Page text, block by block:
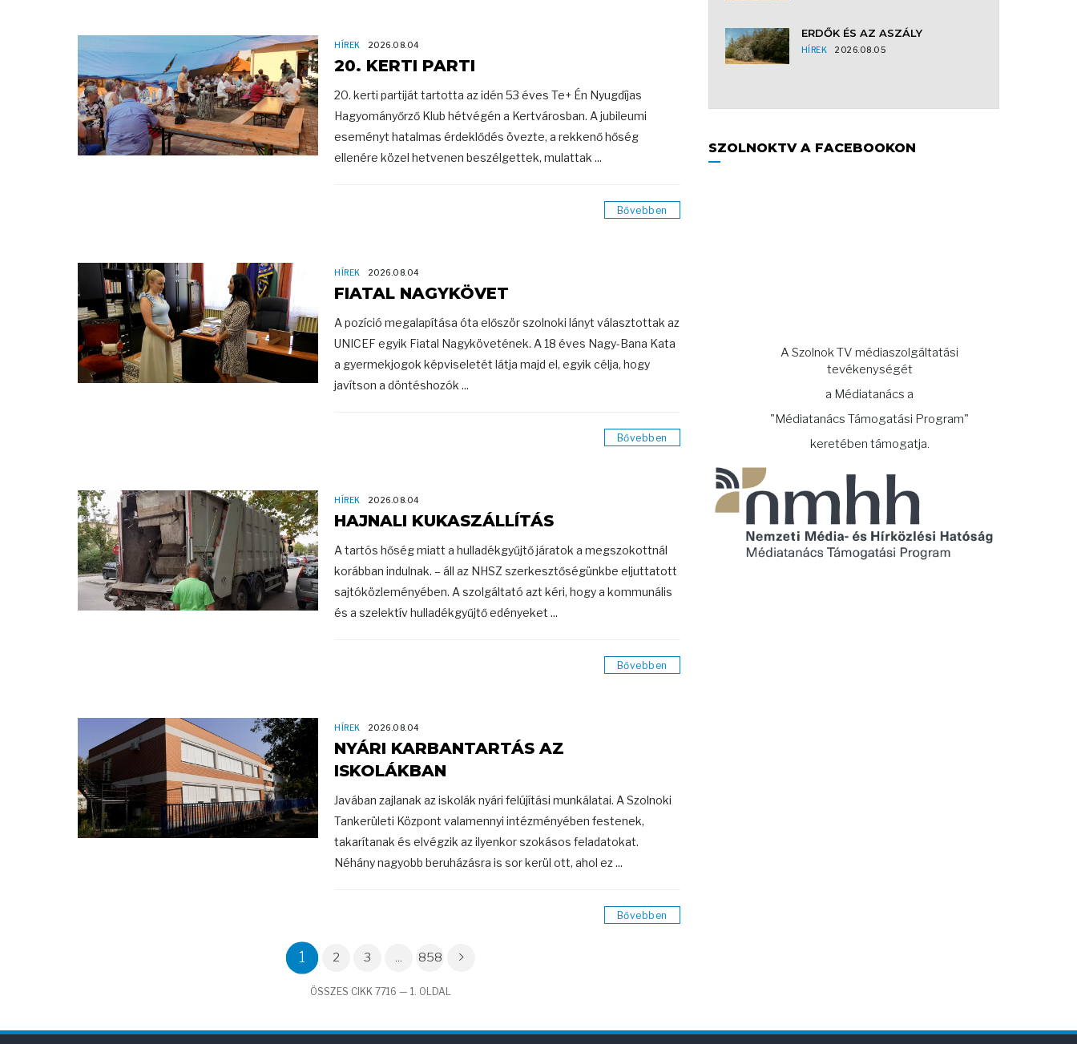
HÍREK 2026.08.04
20. KERTI PARTI
20. kerti partiját tartotta az idén 53 éves Te+ Én Nyugdíjas
Hagyományőrző Klub hétvégén a Kertvárosban. A jubileumi
eseményt hatalmas érdeklődés övezte, a rekkenő hőség
ellenére közel hetvenen beszélgettek, mulattak ...
Bővebben
HÍREK 2026.08.04
FIATAL NAGYKÖVET
A pozíció megalapítása óta először szolnoki lányt választottak az
UNICEF egyik Fiatal Nagykövetének. A 18 éves Nagy-Bana Kata
a gyermekjogok képviseletét látja majd el, egyik célja, hogy
javítson a döntéshozók ...
Bővebben
HÍREK 2026.08.04
HAJNALI KUKASZÁLLÍTÁS
A tartós hőség miatt a hulladékgyűjtő járatok a megszokottnál
korábban indulnak. – áll az NHSZ szerkesztőségünkbe eljuttatott
sajtóközleményében. A szolgáltató azt kéri, hogy a kommunális
és a szelektív hulladékgyűjtő edényeket ...
Bővebben
HÍREK 2026.08.04
NYÁRI KARBANTARTÁS AZ
ISKOLÁKBAN
Javában zajlanak az iskolák nyári felújítási munkálatai. A Szolnoki
Tankerületi Központ valamennyi intézményében festenek,
takarítanak és elvégzik az ilyenkor szokásos feladatokat.
Néhány nagyobb beruházásra is sor kerül ott, ahol ez ...
Bővebben
1 2 3 ... 858
ÖSSZES CIKK 7716 — 1. OLDAL
ERDŐK ÉS AZ ASZÁLY
HÍREK 2026.08.05
SZOLNOKTV A FACEBOOKON
A Szolnok TV médiaszolgáltatási
tevékenységét
a Médiatanács a
"Médiatanács Támogatási Program"
keretében támogatja.